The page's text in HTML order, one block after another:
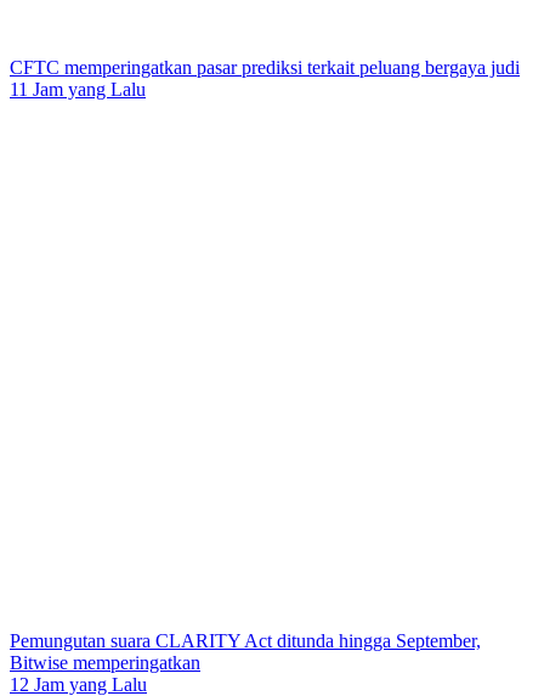
CFTC memperingatkan pasar prediksi terkait peluang bergaya judi
11 Jam yang Lalu
Pemungutan suara CLARITY Act ditunda hingga September,
Bitwise memperingatkan
12 Jam yang Lalu